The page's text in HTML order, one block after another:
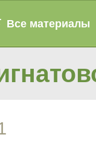
Все материалы